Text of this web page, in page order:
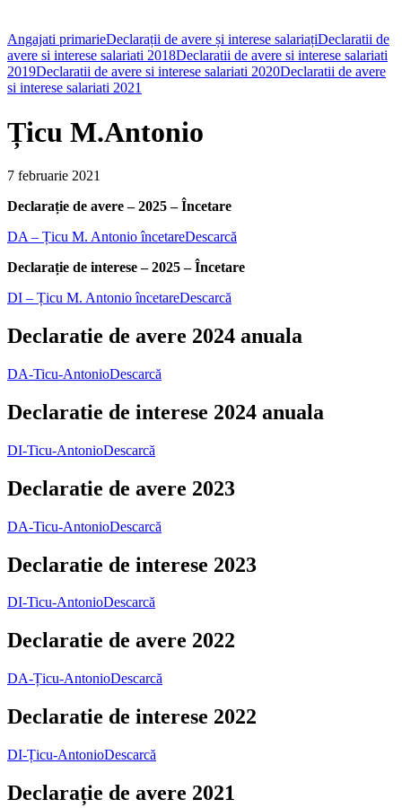
Angajati primarieDeclarații de avere și interese salariațiDeclaratii de
avere si interese salariati 2018Declaratii de avere si interese salariati
2019Declaratii de avere si interese salariati 2020Declaratii de avere
si interese salariati 2021
Țicu M.Antonio
7 februarie 2021
Declarație de avere – 2025 – Încetare
DA – Țicu M. Antonio încetareDescarcă
Declarație de interese – 2025 – Încetare
DI – Țicu M. Antonio încetareDescarcă
Declaratie de avere 2024 anuala
DA-Ticu-AntonioDescarcă
Declaratie de interese 2024 anuala
DI-Ticu-AntonioDescarcă
Declaratie de avere 2023
DA-Ticu-AntonioDescarcă
Declaratie de interese 2023
DI-Ticu-AntonioDescarcă
Declaratie de avere 2022
DA-Țicu-AntonioDescarcă
Declaratie de interese 2022
DI-Țicu-AntonioDescarcă
Declarație de avere 2021